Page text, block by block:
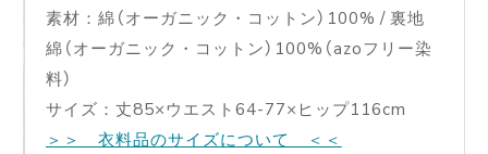
素材：綿（オーガニック・コットン）100% / 裏地
綿（オーガニック・コットン）100%（azoフリー染
料）
サイズ：丈85×ウエスト64-77×ヒップ116cm
＞＞ 衣料品のサイズについて ＜＜